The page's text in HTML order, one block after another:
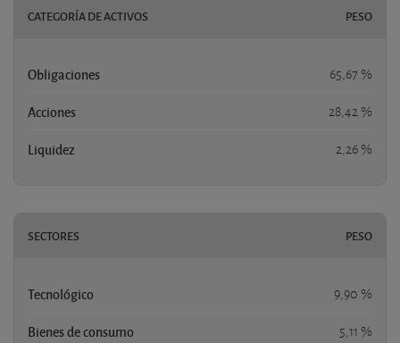
CATEGORÍA DE ACTIVOS PESO
Obligaciones 65,67 %
Acciones 28,42 %
Liquidez 2,26 %
SECTORES PESO
Tecnológico 9,90 %
Bienes de consumo 5,11 %